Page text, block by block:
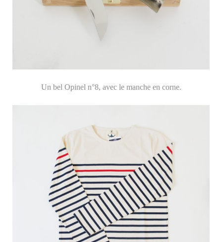
Un bel Opinel n°8, avec le manche en corne.